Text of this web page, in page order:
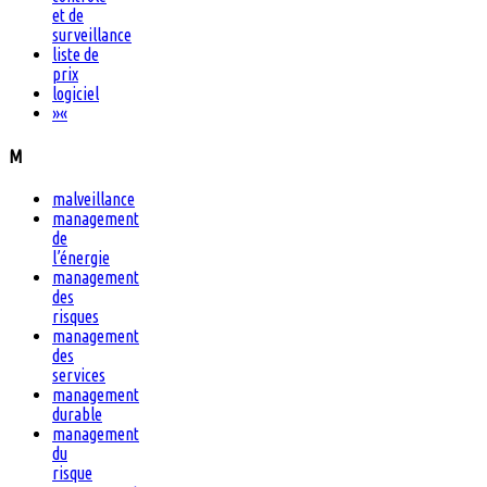
et de
surveillance
liste de
prix
logiciel
»«
M
malveillance
management
de
l’énergie
management
des
risques
management
des
services
management
durable
management
du
risque